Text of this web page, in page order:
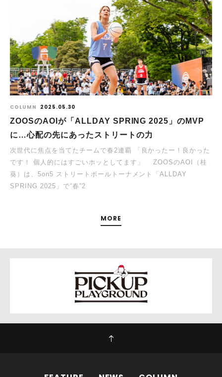
COLUMN 2025.05.30
ZOOSのAOIが「ALLDAY SPRING 2025」のMVP
に…心配の先にあったストリートの力
次世代に焦点を当てたチームで春2連覇 「良かったー！良かった
です！ 個人的にはすごいホッとしてます」 ZOOSのAOI（桂
葵）は、5on5 ストリートボールトーナメント「ALLDAY
SPRING 2025」で“春”2
MORE